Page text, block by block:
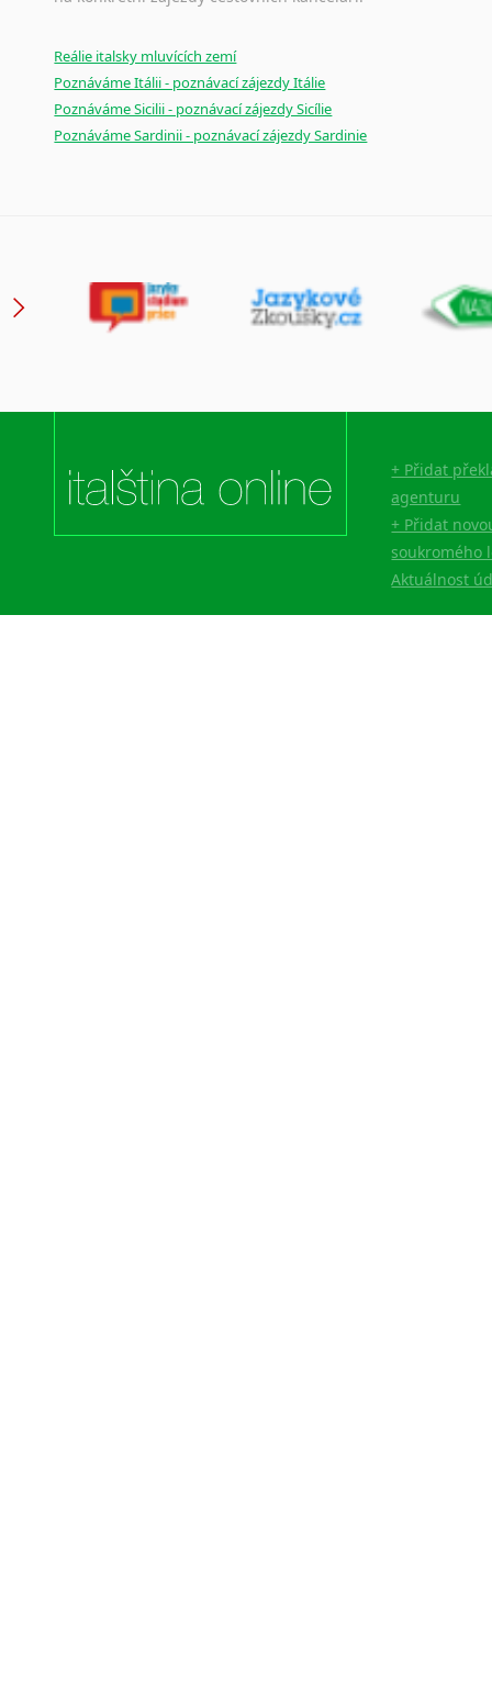
Reálie italsky mluvících zemí
Poznáváme Itálii - poznávací zájezdy Itálie
Poznáváme Sicilii - poznávací zájezdy Sicílie
Poznáváme Sardinii - poznávací zájezdy Sardinie
+ Přidat
agenturu
+ Přidat
soukromého
Aktuálnost